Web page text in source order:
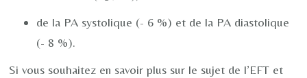
de la PA systolique (- 6 %) et de la PA diastolique
(- 8 %).
Si vous souhaitez en savoir plus sur le sujet de l’EFT et